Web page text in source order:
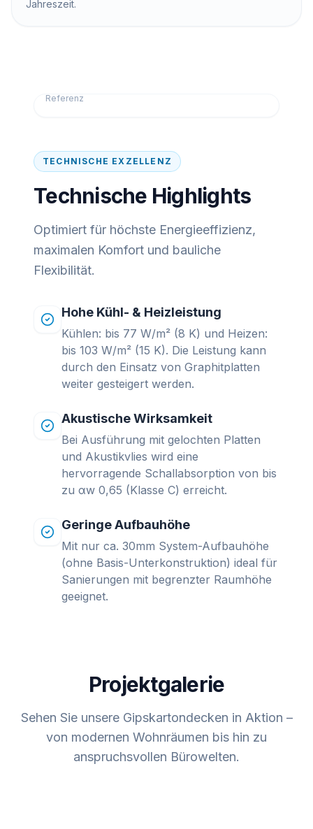
Jahreszeit.
Referenz
TECHNISCHE EXZELLENZ
Technische Highlights
Optimiert für höchste Energieeffizienz,
maximalen Komfort und bauliche
Flexibilität.
Hohe Kühl- & Heizleistung
Kühlen: bis 77 W/m² (8 K) und Heizen:
bis 103 W/m² (15 K). Die Leistung kann
durch den Einsatz von Graphitplatten
weiter gesteigert werden.
Akustische Wirksamkeit
Bei Ausführung mit gelochten Platten
und Akustikvlies wird eine
hervorragende Schallabsorption von bis
zu αw 0,65 (Klasse C) erreicht.
Geringe Aufbauhöhe
Mit nur ca. 30mm System-Aufbauhöhe
(ohne Basis-Unterkonstruktion) ideal für
Sanierungen mit begrenzter Raumhöhe
geeignet.
Projektgalerie
Sehen Sie unsere Gipskartondecken in Aktion –
von modernen Wohnräumen bis hin zu
anspruchsvollen Bürowelten.